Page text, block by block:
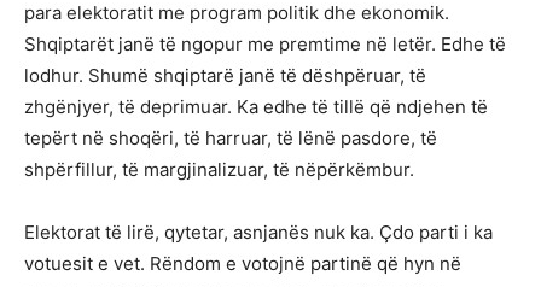
para elektoratit me program politik dhe ekonomik.
Shqiptarët janë të ngopur me premtime në letër. Edhe të
lodhur. Shumë shqiptarë janë të dëshpëruar, të
zhgënjyer, të deprimuar. Ka edhe të tillë që ndjehen të
tepërt në shoqëri, të harruar, të lënë pasdore, të
shpërfillur, të margjinalizuar, të nëpërkëmbur.
Elektorat të lirë, qytetar, asnjanës nuk ka. Çdo parti i ka
votuesit e vet. Rëndom e votojnë partinë që hyn në